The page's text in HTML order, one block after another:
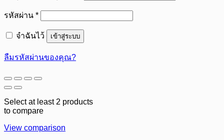
รหัสผ่าน *ต้องการ
จำฉันไว้ เข้าสู่ระบบ
ลืมรหัสผ่านของคุณ?
Select at least 2 products
to compare
View comparison